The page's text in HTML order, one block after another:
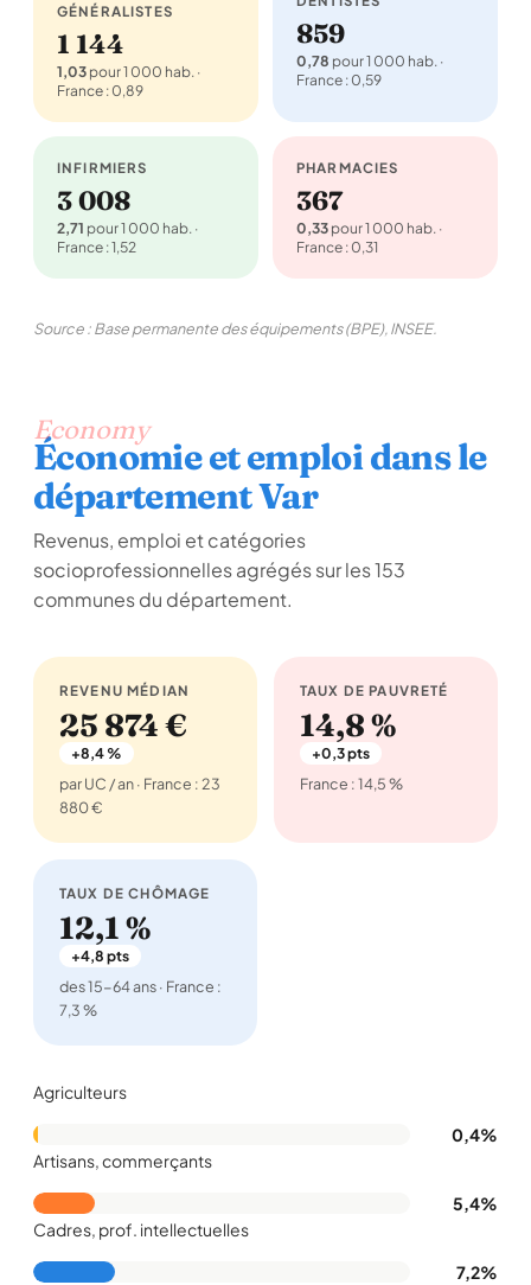
GÉNÉRALISTES
1 144
1,03 pour 1 000 hab. ·
France : 0,89
859
0,78 pour 1 000 hab. ·
France : 0,59
INFIRMIERS
3 008
2,71 pour 1 000 hab. ·
France : 1,52
PHARMACIES
367
0,33 pour 1 000 hab. ·
France : 0,31
Source : Base permanente des équipements (BPE), INSEE.
Economy
Économie et emploi dans le
département Var
Revenus, emploi et catégories
socioprofessionnelles agrégés sur les 153
communes du département.
REVENU MÉDIAN
25 874 €
+8,4 %
par UC / an · France : 23
880 €
TAUX DE PAUVRETÉ
14,8 %
+0,3 pts
France : 14,5 %
TAUX DE CHÔMAGE
12,1 %
+4,8 pts
des 15-64 ans · France :
7,3 %
Agriculteurs
0,4%
Artisans, commerçants
5,4%
Cadres, prof. intellectuelles
7,2%